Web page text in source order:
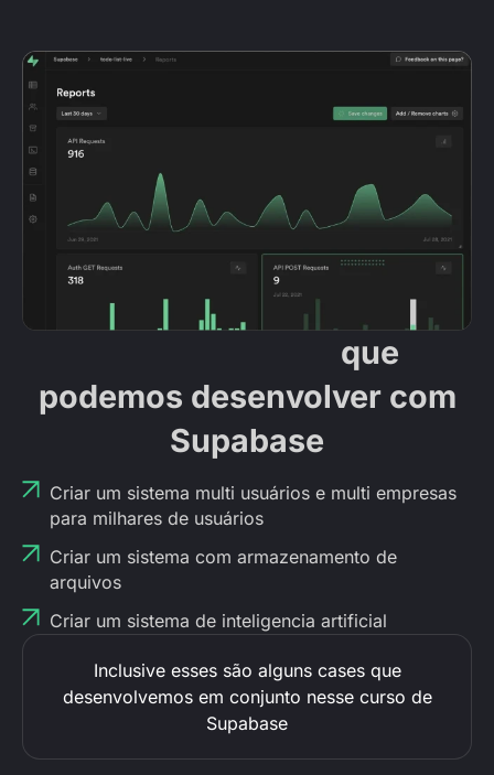
que
podemos desenvolver com
Supabase
Criar um sistema multi usuários e multi empresas
para milhares de usuários
Criar um sistema com armazenamento de
arquivos
Criar um sistema de inteligencia artificial
Inclusive esses são alguns cases que
desenvolvemos em conjunto nesse curso de
Supabase